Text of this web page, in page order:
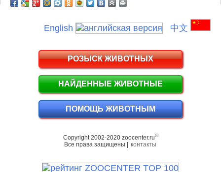
English 中文
РОЗЫСК ЖИВОТНЫХ
НАЙДЕННЫЕ ЖИВОТНЫЕ
ПОМОЩЬ ЖИВОТНЫМ
Copyright 2002-2020 zoocenter.ru©
Все права защищены | контакты